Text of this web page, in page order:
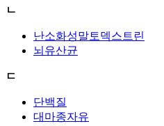
ㄴ
난소화성말토덱스트린
뇌유산균
ㄷ
단백질
대마종자유